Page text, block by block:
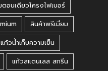
ตอนเดียวโครงไฟเบอร์
สินค้าพรีเมี่ยม
แก้วน้ำเก็บความเย็น
แก้วสแตนเลส สกรีน